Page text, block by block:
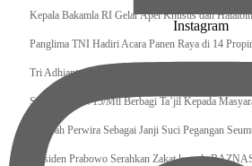
Kepala Bakamla RI Gelar Apel Khusus dan
Panglima TNI Hadiri Acara Panen Raya di 14
Tri Adhianto : Kota Bekasi Bisa Mempertahankan
Satgas Yonif 715/Mtl Berbagi Ta’jil Kepada
Sumpah Perwira Sebagai Janji Suci Pegangan
Presiden Prabowo Serahkan Zakat kepada
Instagram